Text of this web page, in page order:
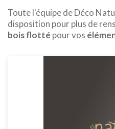
Toute l'équipe de Déco
disposition pour plus de
bois flotté pour vos